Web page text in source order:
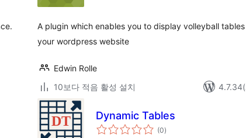
A plugin which enables you to display volleyball
your wordpress website
Edwin Rolle
10보다 적음 활성 설치
Dynamic Tables
(0전
체)